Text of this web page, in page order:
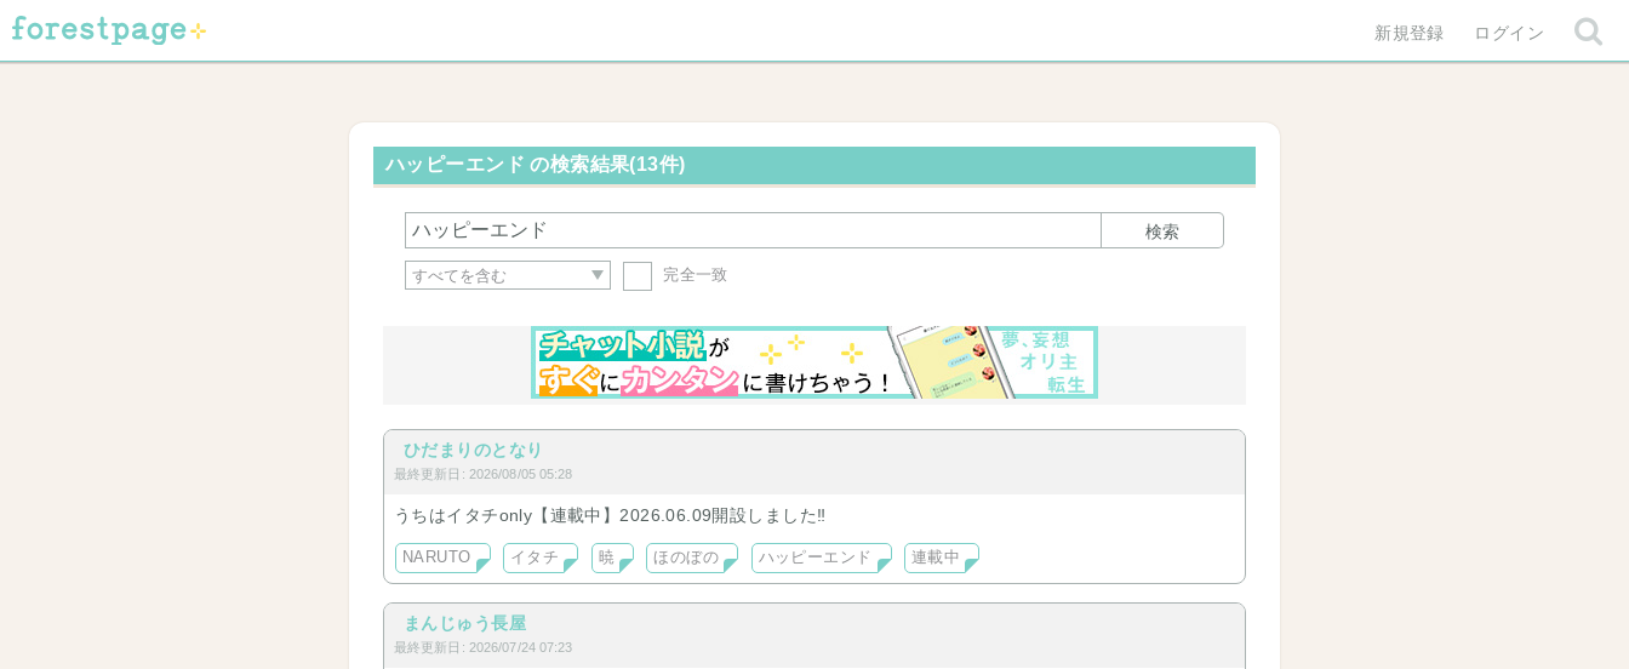
新規登録 ログイン
ハッピーエンド の検索結果(13件)
検索
完全一致
ひだまりのとなり
最終更新日: 2026/08/05 05:28
うちはイタチonly【連載中】2026.06.09開設しました‼︎
NARUTO イタチ 暁 ほのぼの ハッピーエンド 連載中
まんじゅう長屋
最終更新日: 2026/07/24 07:23